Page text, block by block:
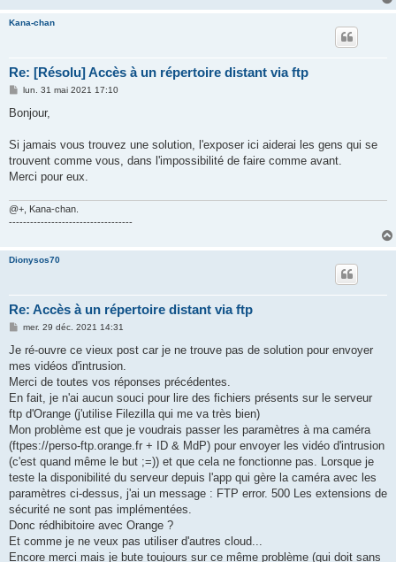
Kana-chan
Re: [Résolu] Accès à un répertoire distant via ftp
M
s
g
e
lun. 31 mai 2021 17:10
Bonjour,
Si jamais vous trouvez une solution, l'exposer ici aiderai les gens qui se
trouvent comme vous, dans l'impossibilité de faire comme avant.
Merci pour eux.
@+, Kana-chan.
-----------------------------------
Dionysos70
Re: Accès à un répertoire distant via ftp
M
s
a
g
mer. 29 déc. 2021 14:31
Je ré-ouvre ce vieux post car je ne trouve pas de solution pour envoyer
mes vidéos d'intrusion.
Merci de toutes vos réponses précédentes.
En fait, je n'ai aucun souci pour lire des fichiers présents sur le serveur
ftp d'Orange (j'utilise Filezilla qui me va très bien)
Mon problème est que je voudrais passer les paramètres à ma caméra
(ftpes://perso-ftp.orange.fr + ID & MdP) pour envoyer les vidéo d'intrusion
(c'est quand même le but ;=)) et que cela ne fonctionne pas. Lorsque je
teste la disponibilité du serveur depuis l'app qui gère la caméra avec les
paramètres ci-dessus, j'ai un message : FTP error. 500 Les extensions de
sécurité ne sont pas implémentées.
Donc rédhibitoire avec Orange ?
Et comme je ne veux pas utiliser d'autres cloud...
Encore merci mais je bute toujours sur ce même problème (qui doit sans